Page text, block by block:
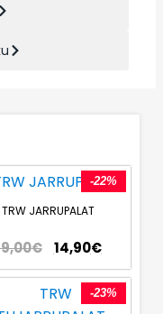
-22%
TRW JARRUPALAT
€ 14,90€
-23%